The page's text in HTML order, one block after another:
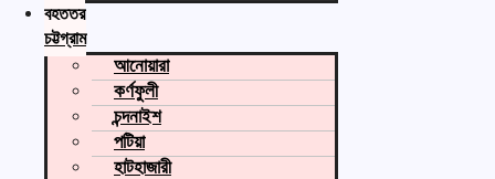
বৃহত্তর
চট্টগ্রাম
আনোয়ারা
কর্ণফুলী
চন্দনাইশ
পটিয়া
হাটহাজারী